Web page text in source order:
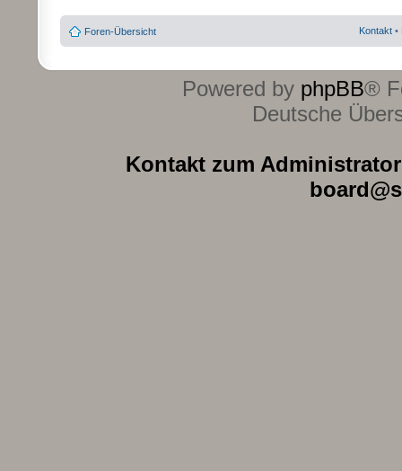
Foren-Übersicht Kontakt •
Powered by phpBB®
Deutsche
Kontakt zum